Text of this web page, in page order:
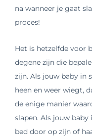
na wanneer je gaat
proces!
Het is hetzelfde voor
degene zijn die
zijn. Als jouw baby in
heen en weer wiegt,
de enige manier
slapen. Als jouw
bed door op zijn of